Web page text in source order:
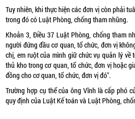
Tuy nhiên, khi thực hiện các đơn vị còn phải
trong đó có Luật Phòng, chống tham nhũng.
Khoản 3, Điều 37 Luật Phòng, chống tham
người đứng đầu cơ quan, tổ chức, đơn vị
chị, em ruột của mình giữ chức vụ quản lý
thủ kho trong cơ quan, tổ chức, đơn vị hoặc
đồng cho cơ quan, tổ chức, đơn vị đó".
Trường hợp cụ thể của ông Vĩnh là cấp phó
quy định của Luật Kế toán và Luật Phòng,